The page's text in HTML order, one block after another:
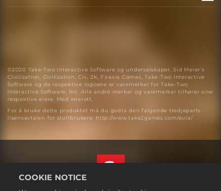
©2020 Take-Two Interactive Software og underselskaper. Sid Meier’s
Civilization, Civilization, Civ, 2K, Firaxis Games, Take-Two Interactive
Software og de respektive logoene er varemerker for Take-Two
Interactive Software, Inc. Alle andre merker og varemerker tilhører sine
respektive eiere. Med enerett.
For å bruke dette produktet må du godta den følgende tredjeparts
lisensavtalen for sluttbrukere: http://www.take2games.com/eula/
COOKIE NOTICE